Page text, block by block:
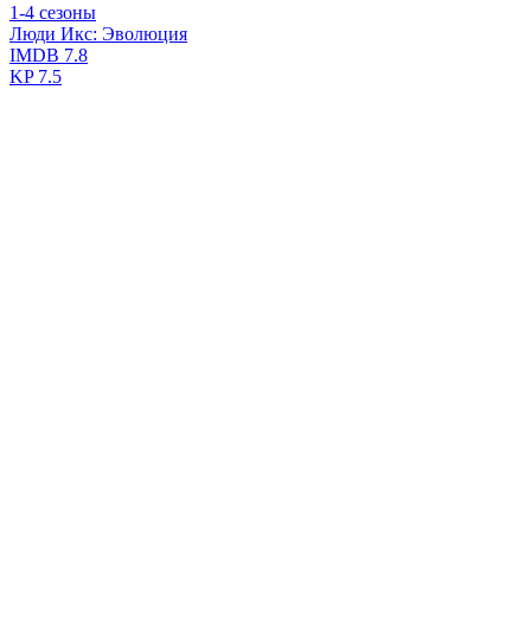
1-4 сезоны
Люди Икс: Эволюция
IMDB 7.8
KP7.5